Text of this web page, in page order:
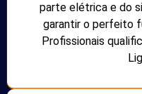
parte elétrica e do
garantir o perfeito
Profissionais